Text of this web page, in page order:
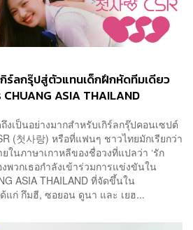
กิร์ลกรุ๊ปสู่ตัวแทนเด็กฝึกหัดทีมเดียว
ASIA THAILAND
งเป็นอย่างมากสำหรับเกิร์ลกรุ๊ปคอนเซปต์
(첫사랑) หรือที่แฟนๆ ชาวไทยมักเรียกว่า
ยในภาษาเกาหลีของชื่อวงที่แปลว่า ‘รัก
พวกเธอกำลังเข้าร่วมการแข่งขันใน
ASIA THAILAND ที่จัดขึ้นใน
แก่ กึมฮี, ซอยอน ดูนา และ เยฮ...